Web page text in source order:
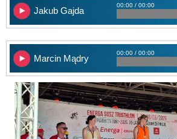
Jakub Gajda
00:00 / 00:00
Marcin Mądry
00:00 / 00:00